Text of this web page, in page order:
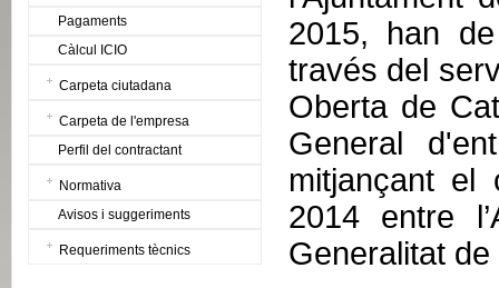
Pagaments
Càlcul ICIO
Carpeta ciutadana
Carpeta de l'empresa
Perfil del contractant
Normativa
Avisos i suggeriments
Requeriments tècnics
2015, han
través del
Oberta de
General
mitjançant el
2014 entre
Generalitat